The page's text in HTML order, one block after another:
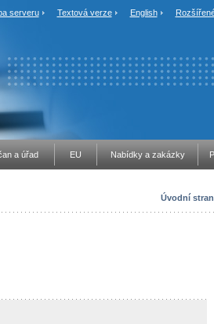
serveru Textová verze English
a úřad EU Nabídky a zakázky
Úvodní